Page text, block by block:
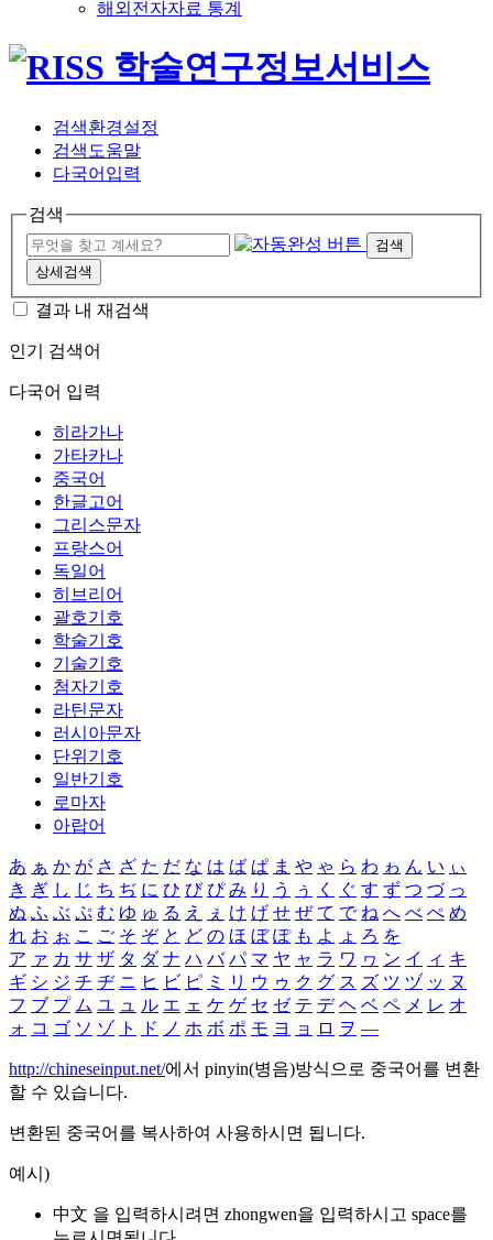
해외전자자료 통계
검색환경설정
검색도움말
다국어입력
검색
검색
상세검색
결과 내 재검색
인기 검색어
다국어 입력
히라가나
가타카나
중국어
한글고어
그리스문자
프랑스어
독일어
히브리어
괄호기호
학술기호
기술기호
첨자기호
라틴문자
러시아문자
단위기호
일반기호
로마자
아랍어
あ ぁ か が さ ざ た だ な は ば ぱ ま や ゃ ら わ ゎ ん い ぃ
き ぎ し じ ち ぢ に ひ び ぴ み り う ぅ く ぐ す ず つ づ っ
ぬ ふ ぶ ぷ む ゆ ゅ る え ぇ け げ せ ぜ て で ね へ べ ぺ め
れ お ぉ こ ご そ ぞ と ど の ほ ぼ ぽ も よ ょ ろ を
ア ァ カ サ ザ タ ダ ナ ハ バ パ マ ヤ ャ ラ ワ ヮ ン イ ィ キ
ギ シ ジ チ ヂ ニ ヒ ビ ピ ミ リ ウ ゥ ク グ ス ズ ツ ヅ ッ ヌ
フ ブ プ ム ユ ュ ル エ ェ ケ ゲ セ ゼ テ デ ヘ ベ ペ メ レ オ
ォ コ ゴ ソ ゾ ト ド ノ ホ ボ ポ モ ヨ ョ ロ ヲ ―
http://chineseinput.net/에서 pinyin(병음)방식으로 중국어를 변환
할 수 있습니다.
변환된 중국어를 복사하여 사용하시면 됩니다.
예시)
中文 을 입력하시려면 zhongwen을 입력하시고 space를